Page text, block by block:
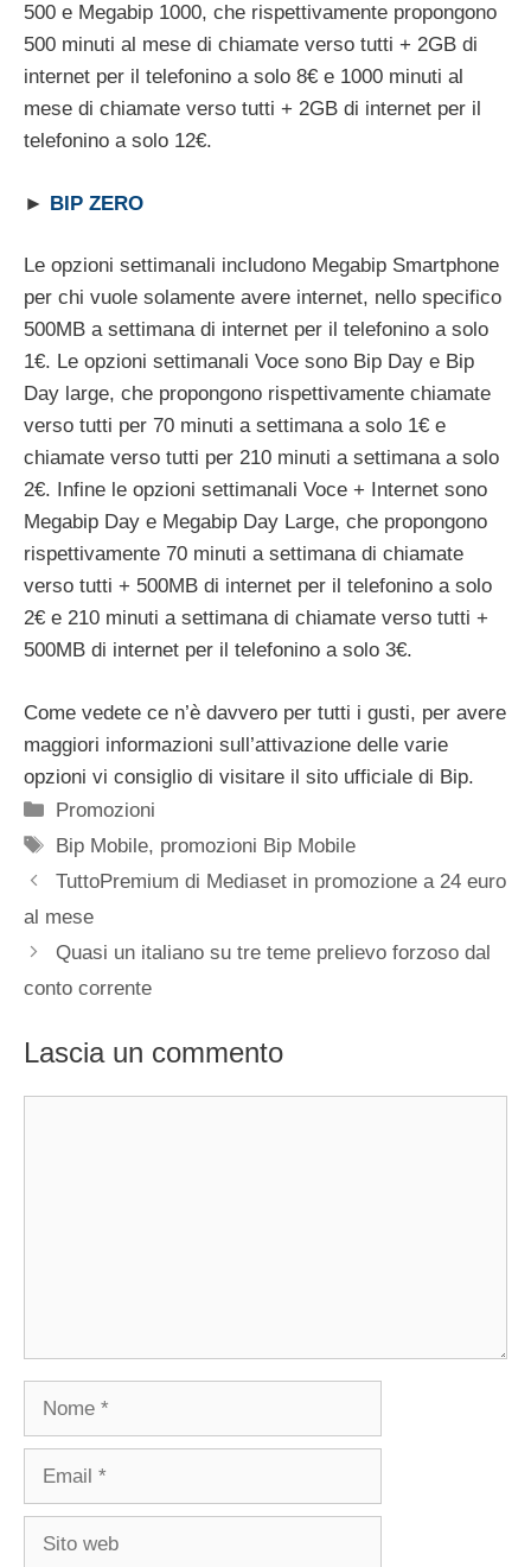
500 e Megabip 1000, che rispettivamente propongono
500 minuti al mese di chiamate verso tutti + 2GB di
internet per il telefonino a solo 8€ e 1000 minuti al
mese di chiamate verso tutti + 2GB di internet per il
telefonino a solo 12€.
► BIP ZERO
Le opzioni settimanali includono Megabip Smartphone
per chi vuole solamente avere internet, nello specifico
500MB a settimana di internet per il telefonino a solo
1€. Le opzioni settimanali Voce sono Bip Day e Bip
Day large, che propongono rispettivamente chiamate
verso tutti per 70 minuti a settimana a solo 1€ e
chiamate verso tutti per 210 minuti a settimana a solo
2€. Infine le opzioni settimanali Voce + Internet sono
Megabip Day e Megabip Day Large, che propongono
rispettivamente 70 minuti a settimana di chiamate
verso tutti + 500MB di internet per il telefonino a solo
2€ e 210 minuti a settimana di chiamate verso tutti +
500MB di internet per il telefonino a solo 3€.
Come vedete ce n’è davvero per tutti i gusti, per avere
maggiori informazioni sull’attivazione delle varie
opzioni vi consiglio di visitare il sito ufficiale di Bip.
Categorie
Promozioni
Tag
Bip Mobile, promozioni Bip Mobile
TuttoPremium di Mediaset in promozione a 24 euro
al mese
Quasi un italiano su tre teme prelievo forzoso dal
conto corrente
Lascia un commento
Nome
Email
Sito